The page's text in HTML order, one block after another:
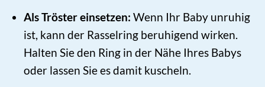
Als Tröster einsetzen: Wenn Ihr Baby unruhig
ist, kann der Rasselring beruhigend wirken.
Halten Sie den Ring in der Nähe Ihres Babys
oder lassen Sie es damit kuscheln.